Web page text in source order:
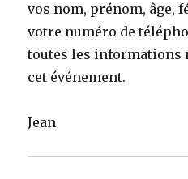
vos nom, prénom, âge,
votre numéro de
toutes les informations
cet événement.
Jean